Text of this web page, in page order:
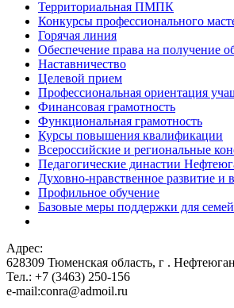
Территориальная ПМПК
Конкурсы профессионального
Горячая линия
Обеспечение права на получение
Наставничество
Целевой прием
Профессиональная ориентация
Финансовая грамотность
Функциональная грамотность
Курсы повышения квалификации
Всероссийские и региональные
Педагогические династии
Духовно-нравственное развитие и
Профильное обучение
Базовые меры поддержки для
Адрес:
628309 Тюменская область, г .
Тел.: +7 (3463) 250-156
e-mail:conra@admoil.ru